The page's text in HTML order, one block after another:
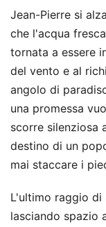
Jean-Pierre si
che l'acqua
tornata a essere
del vento e al
angolo di
una promessa
scorre silenziosa
destino di un
mai staccare i
L'ultimo raggio
lasciando spazio